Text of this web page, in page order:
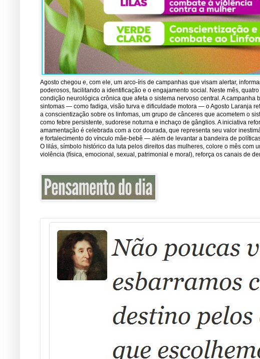
Agosto chegou e, com ele, um arco-íris de campanhas que visam alertar,
poderosos, facilitando a identificação e o engajamento social. Neste mês,
condição neurológica crônica que afeta o sistema nervoso central. A
sintomas — como fadiga, visão turva e dificuldade motora — o Agosto Laranja
a conscientização sobre os linfomas, um grupo de cânceres que acometem o
como febre persistente, sudorese noturna e inchaço de gânglios. A iniciativa
amamentação é celebrada com a cor dourada, que representa seu valor
e fortalecimento do vínculo mãe-bebê — além de levantar a bandeira de
O lilás, símbolo histórico da luta pelos direitos das mulheres, colore o mês com
violência (física, emocional, sexual, patrimonial e moral), reforça os canais de